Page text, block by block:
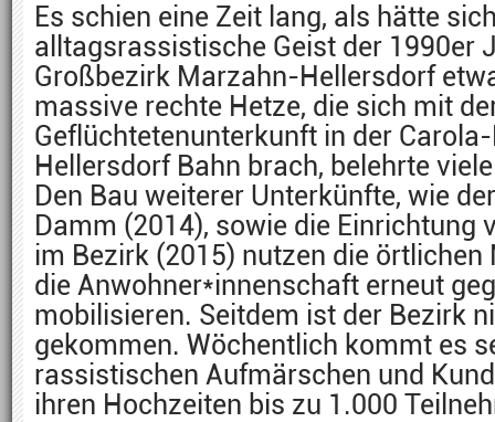
Es schien eine Zeit lang, als hätte
alltagsrassistische Geist der 1990er
Großbezirk Marzahn-Hellersdorf
massive rechte Hetze, die sich mit
Geflüchtetenunterkunft in der
Hellersdorf Bahn brach, belehrte
Den Bau weiterer Unterkünfte, wie
Damm (2014), sowie die Einrichtung
im Bezirk (2015) nutzen die
die Anwohner*innenschaft erneut
mobilisieren. Seitdem ist der Bezirk
gekommen. Wöchentlich kommt es
rassistischen Aufmärschen und
ihren Hochzeiten bis zu 1.000